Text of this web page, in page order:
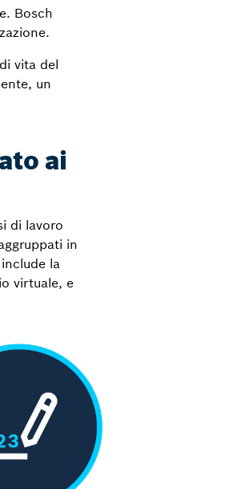
Bosch
vita del
un
ai
di lavoro
in
la
virtuale, e